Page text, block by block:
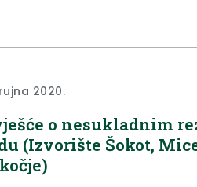
2020.
o nesukladnim
(Izvorište Šokot,